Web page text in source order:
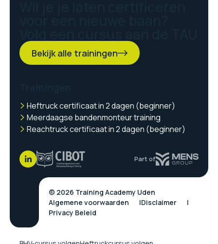
Bekijk alle trainingen
Heftruck certificaat in 2 dagen (beginner)
Meerdaagse bandenmonteur training
Reachtruck certificaat in 2 dagen (beginner)
Part of
© 2026 Training Academy Uden
Algemene voorwaarden
Disclaimer
Privacy Beleid